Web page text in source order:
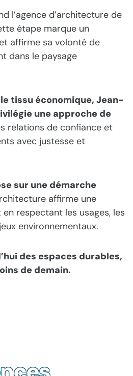
l’agence d’architecture de
étape marque un
affirme sa volonté de
dans le paysage
tissu économique, Jean-
une approche de
relations de confiance et
avec justesse et
sur une démarche
affirme une
respectant les usages, les
environnementaux.
des espaces durables,
de demain.